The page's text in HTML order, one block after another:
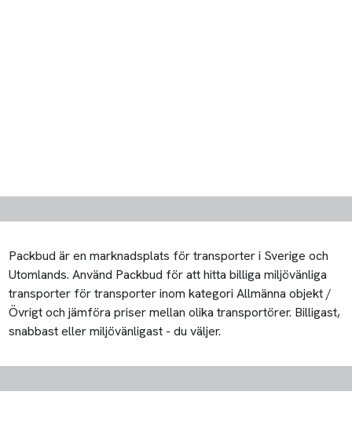
Packbud är en marknadsplats för transporter i Sverige och
Utomlands. Använd Packbud för att hitta billiga miljövänliga
transporter för transporter inom kategori Allmänna objekt /
Övrigt och jämföra priser mellan olika transportörer. Billigast,
snabbast eller miljövänligast - du väljer.